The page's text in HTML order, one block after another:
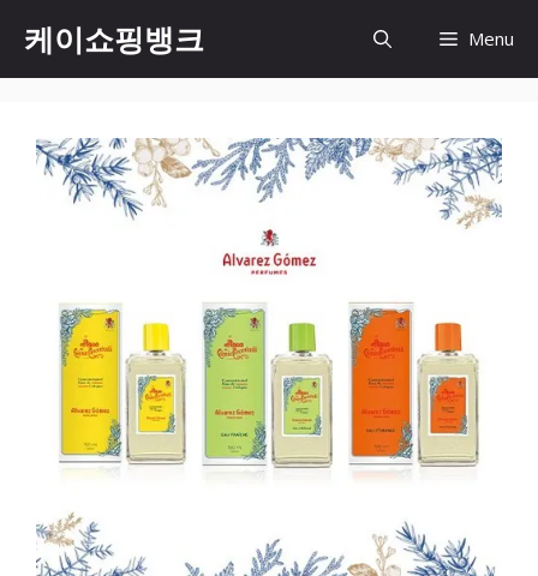
content
케이쇼핑뱅크 Menu